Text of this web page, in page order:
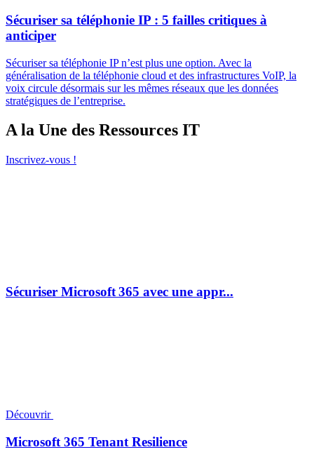
Sécuriser sa téléphonie IP : 5 failles critiques à
anticiper
Sécuriser sa téléphonie IP n’est plus une option. Avec la
généralisation de la téléphonie cloud et des infrastructures VoIP, la
voix circule désormais sur les mêmes réseaux que les données
stratégiques de l’entreprise.
A la Une des Ressources IT
Inscrivez-vous !
Sécuriser Microsoft 365 avec une appr...
Découvrir
Microsoft 365 Tenant Resilience